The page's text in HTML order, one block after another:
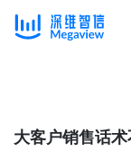
产品总览
解决方案
大客户销售话